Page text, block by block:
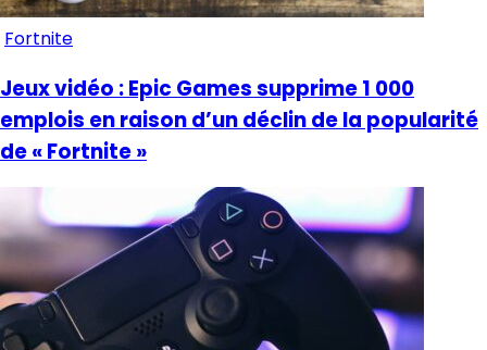
Fortnite
Jeux vidéo : Epic Games supprime 1 000
emplois en raison d’un déclin de la popularité
de « Fortnite »